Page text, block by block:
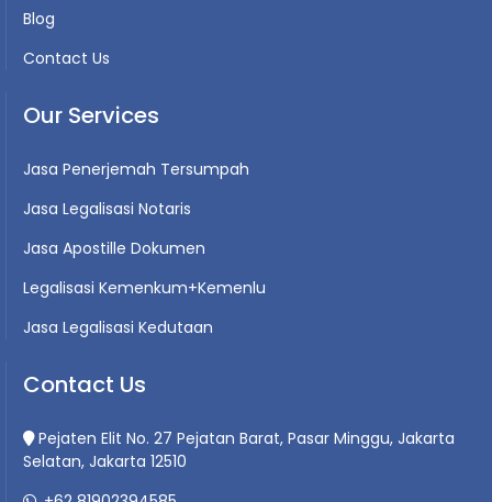
Blog
Contact Us
Our Services
Jasa Penerjemah Tersumpah
Jasa Legalisasi Notaris
Jasa Apostille Dokumen
Legalisasi Kemenkum+Kemenlu
Jasa Legalisasi Kedutaan
Contact Us
Pejaten Elit No. 27 Pejatan Barat, Pasar Minggu, Jakarta
Selatan, Jakarta 12510